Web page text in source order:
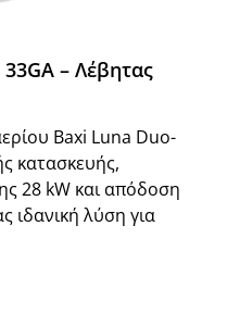
– Λέβητας
Baxi Luna Duo-
κατασκευής,
28 kW και απόδοση
ιδανική λύση για